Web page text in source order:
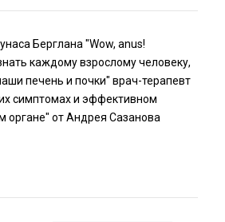
Берглана "Wow, anus!
каждому взрослому человеку,
печень и почки" врач-терапевт
симптомах и эффективном
органе" от Андрея Сазанова